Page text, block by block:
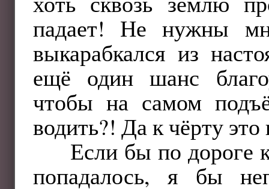
падает! Не нужны
выкарабкался из
ещё один шанс
чтобы на самом
водить?! Да к чёрту это
Если бы по дороге
попадалось, я бы